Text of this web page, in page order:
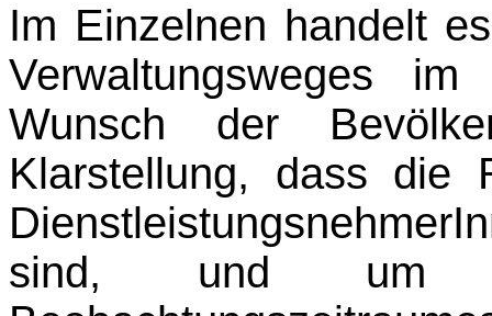
Im Einzelnen handelt
Verwaltungsweges
Wunsch der
Klarstellung, dass die
sind, und um